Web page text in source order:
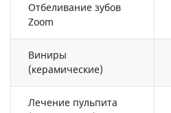
Отбеливание зубов
Zoom
Виниры
(керамические)
Лечение пульпита